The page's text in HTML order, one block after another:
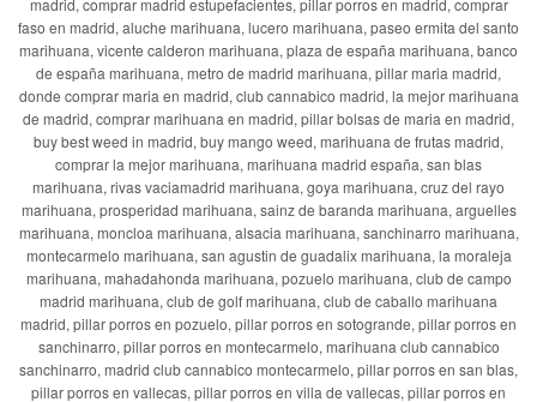
madrid, comprar madrid estupefacientes, pillar porros en madrid, comprar
faso en madrid, aluche marihuana, lucero marihuana, paseo ermita del santo
marihuana, vicente calderon marihuana, plaza de españa marihuana, banco
de españa marihuana, metro de madrid marihuana, pillar maria madrid,
donde comprar maria en madrid, club cannabico madrid, la mejor marihuana
de madrid, comprar marihuana en madrid, pillar bolsas de maria en madrid,
buy best weed in madrid, buy mango weed, marihuana de frutas madrid,
comprar la mejor marihuana, marihuana madrid españa, san blas
marihuana, rivas vaciamadrid marihuana, goya marihuana, cruz del rayo
marihuana, prosperidad marihuana, sainz de baranda marihuana, arguelles
marihuana, moncloa marihuana, alsacia marihuana, sanchinarro marihuana,
montecarmelo marihuana, san agustin de guadalix marihuana, la moraleja
marihuana, mahadahonda marihuana, pozuelo marihuana, club de campo
madrid marihuana, club de golf marihuana, club de caballo marihuana
madrid, pillar porros en pozuelo, pillar porros en sotogrande, pillar porros en
sanchinarro, pillar porros en montecarmelo, marihuana club cannabico
sanchinarro, madrid club cannabico montecarmelo, pillar porros en san blas,
pillar porros en vallecas, pillar porros en villa de vallecas, pillar porros en